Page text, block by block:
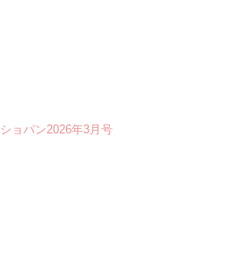
ショパン2026年3月号